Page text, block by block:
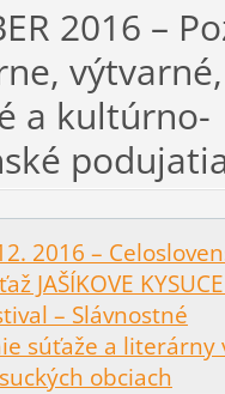
2016 –
výtvarné,
a kultúrno-
2016 –
JAŠÍKOVE
– Slávnostné
súťaže a literárny
obciach